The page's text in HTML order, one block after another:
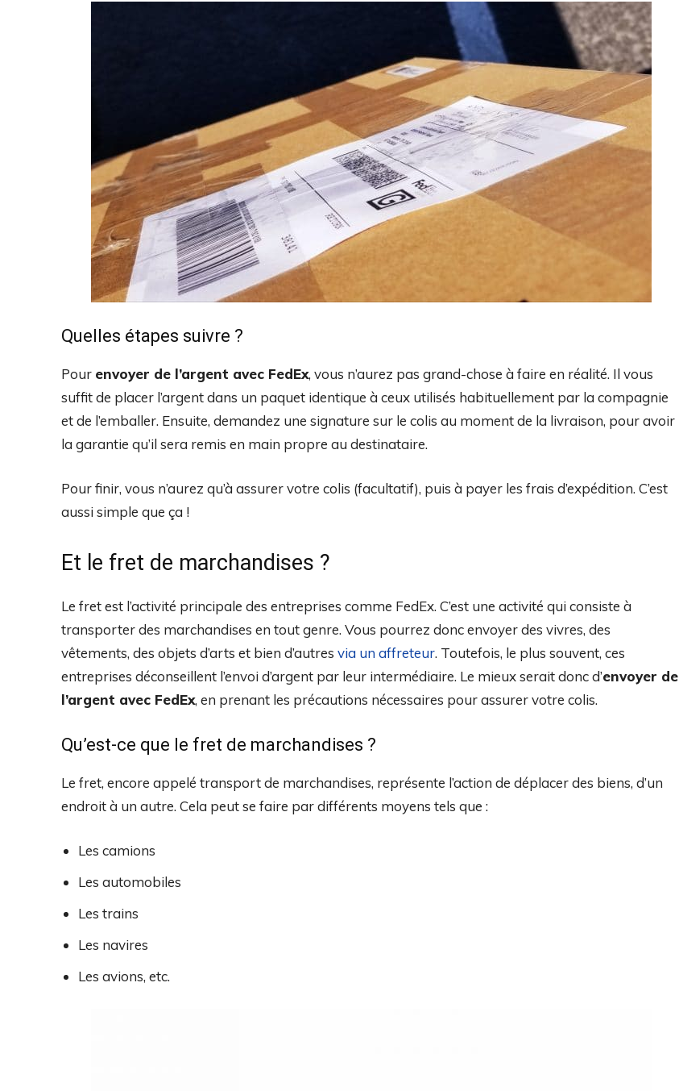
Quelles étapes suivre ?
Pour envoyer de l’argent avec FedEx, vous n’aurez pas grand-chose à faire en réalité. Il vous
suffit de placer l’argent dans un paquet identique à ceux utilisés habituellement par la compagnie
et de l’emballer. Ensuite, demandez une signature sur le colis au moment de la livraison, pour avoir
la garantie qu’il sera remis en main propre au destinataire.
Pour finir, vous n’aurez qu’à assurer votre colis (facultatif), puis à payer les frais d’expédition. C’est
aussi simple que ça !
Et le fret de marchandises ?
Le fret est l’activité principale des entreprises comme FedEx. C’est une activité qui consiste à
transporter des marchandises en tout genre. Vous pourrez donc envoyer des vivres, des
vêtements, des objets d’arts et bien d’autres via un affreteur. Toutefois, le plus souvent, ces
entreprises déconseillent l’envoi d’argent par leur intermédiaire. Le mieux serait donc d’envoyer de
l’argent avec FedEx, en prenant les précautions nécessaires pour assurer votre colis.
Qu’est-ce que le fret de marchandises ?
Le fret, encore appelé transport de marchandises, représente l’action de déplacer des biens, d’un
endroit à un autre. Cela peut se faire par différents moyens tels que :
Les camions
Les automobiles
Les trains
Les navires
Les avions, etc.